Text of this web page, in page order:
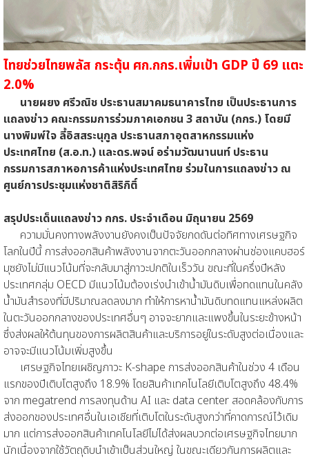
ไทยช่วยไทยพลัส กระตุ้น ศก.กกร.เพิ่มเป้า GDP ปี 69 แตะ
2.0%
นายผยง ศรีวณิช ประธานสมาคมธนาคารไทย เป็นประธานการ
แถลงข่าว คณะกรรมการร่วมภาคเอกชน 3 สถาบัน (กกร.) โดยมี
นางพิมพ์ใจ ลี้อิสสระนุกูล ประธานสภาอุตสาหกรรมแห่ง
ประเทศไทย (ส.อ.ท.) และดร.พจน์ อร่ามวัฒนานนท์ ประธาน
กรรมการสภาหอการค้าแห่งประเทศไทย ร่วมในการแถลงข่าว ณ
ศูนย์การประชุมแห่งชาติสิริกิติ์
สรุปประเด็นแถลงข่าว กกร. ประจำเดือน มิถุนายน 2569
ความมั่นคงทางพลังงานยังคงเป็นปัจจัยกดดันต่อทิศทางเศรษฐกิจ
โลกในปีนี้ การส่งออกสินค้าพลังงานจากตะวันออกกลางผ่านช่องแคบฮอร์
มุซยังไม่มีแนวโน้มที่จะกลับมาสู่ภาวะปกติในเร็ววัน ขณะที่ในครึ่งปีหลัง
ประเทศกลุ่ม OECD มีแนวโน้มต้องเร่งนำเข้าน้ำมันดิบเพื่อทดแทนในคลัง
น้ำมันสำรองที่มีปริมาณลดลงมาก ทำให้การหาน้ำมันดิบทดแทนแหล่งผลิต
ในตะวันออกกลางของประเทศอื่นๆ อาจจะยากและแพงขึ้นในระยะข้างหน้า
ซึ่งส่งผลให้ต้นทุนของการผลิตสินค้าและบริการอยู่ในระดับสูงต่อเนื่องและ
อาจจะมีแนวโน้มเพิ่มสูงขึ้น
เศรษฐกิจไทยเผชิญภาวะ K-shape การส่งออกสินค้าในช่วง 4 เดือน
แรกของปีเติบโตสูงถึง 18.9% โดยสินค้าเทคโนโลยีเติบโตสูงถึง 48.4%
จาก megatrend การลงทุนด้าน AI และ data center สอดคล้องกับการ
ส่งออกของประเทศอื่นในเอเชียที่เติบโตในระดับสูงกว่าที่คาดการณ์ไว้เดิม
มาก แต่การส่งออกสินค้าเทคโนโลยีไม่ได้ส่งผลบวกต่อเศรษฐกิจไทยมาก
นักเนื่องจากใช้วัตถุดิบนำเข้าเป็นส่วนใหญ่ ในขณะเดียวกันการผลิตและ